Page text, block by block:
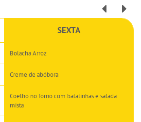
SEXTA
Bolacha Arroz
Creme de abóbora
Coelho no forno com batatinhas e salada
mista